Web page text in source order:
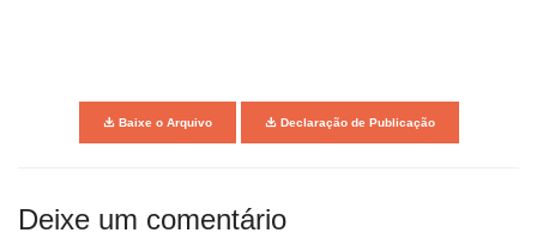
Baixe o Arquivo Declaração de Publicação
Deixe um comentário